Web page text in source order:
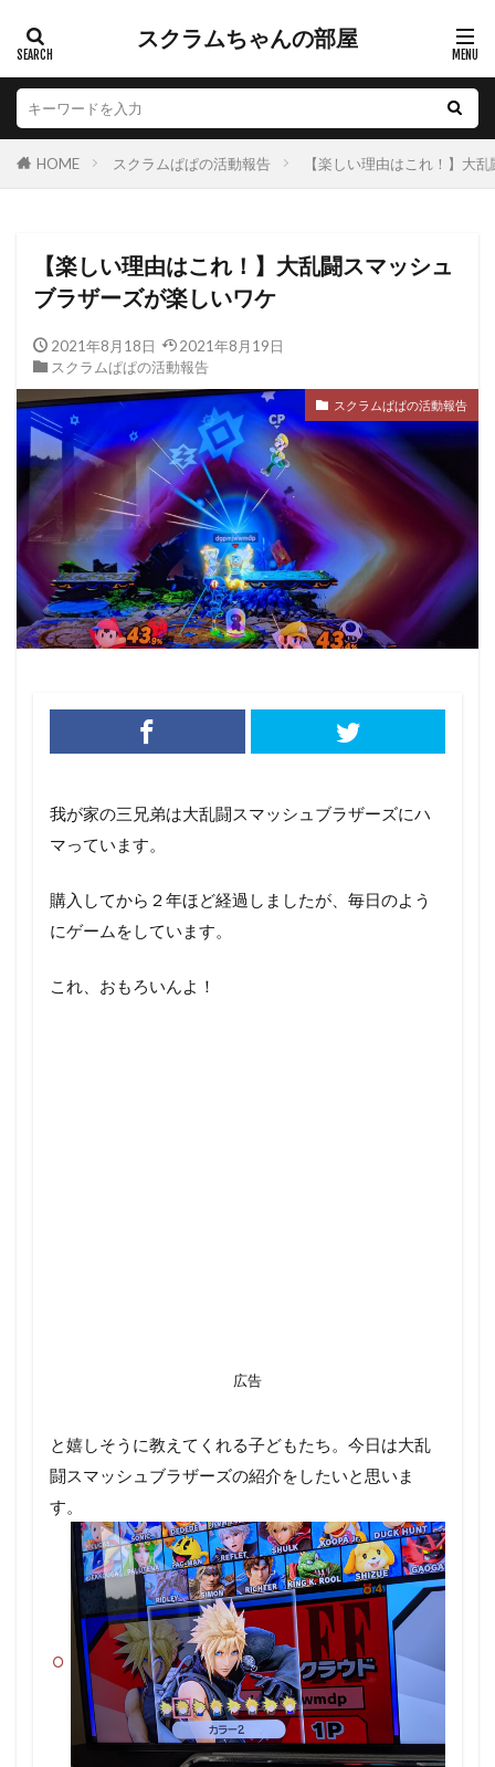
スクラムちゃんの部屋
HOME スクラムぱぱの活動報告 【楽しい理由はこれ！】大
【楽しい理由はこれ！】大乱闘スマッシュ
ブラザーズが楽しいワケ
2021年8月18日
2021年8月19日
スクラムぱぱの活動報告
スクラムぱぱの活動報告
我が家の三兄弟は大乱闘スマッシュブラザーズにハ
マっています。
購入してから２年ほど経過しましたが、毎日のよう
にゲームをしています。
これ、おもろいんよ！
広告
と嬉しそうに教えてくれる子どもたち。今日は大乱
闘スマッシュブラザーズの紹介をしたいと思いま
す。